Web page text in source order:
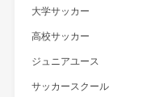
大学サッカー
高校サッカー
ジュニアユース
サッカースクール